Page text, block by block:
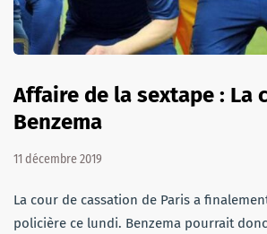
Affaire de la sextape : La
Benzema
11 décembre 2019
La cour de cassation de Paris a
policière ce lundi. Benzema pourrait